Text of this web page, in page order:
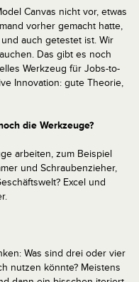
Canvas nicht vor, etwas
vorher gemacht hatte,
auch getestet ist. Wir
Das gibt es noch
Werkzeug für Jobs-to-
Innovation: gute Theorie,
die Werkzeuge?
arbeiten, zum Beispiel
und Schraubenzieher,
Excel und
Was sind drei oder vier
nutzen könnte? Meistens